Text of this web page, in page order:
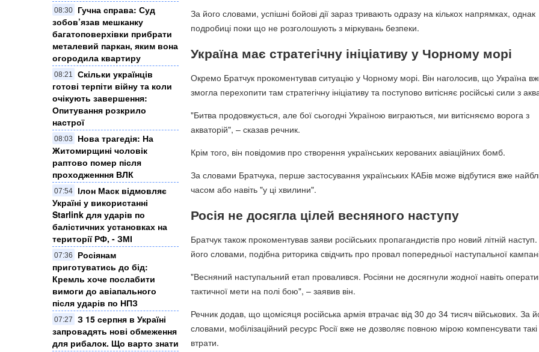
08:30
Гучна справа: Суд
зобов’язав мешканку
багатоповерхівки прибрати
металевий паркан, яким вона
огородила квартиру
08:21
Скільки українців
готові терпіти війну та коли
очікують завершення:
Опитування розкрило
настрої
08:03
Нова трагедія: На
Житомирщині чоловік
раптово помер після
проходженння ВЛК
07:54
Ілон Маск відмовляє
Україні у використанні
Starlink для ударів по
балістичних установках на
території РФ, - ЗМІ
07:36
Росіянам
приготуватись до бід:
Кремль хоче послабити
вимоги до авіапального
після ударів по НПЗ
07:27
З 15 серпня в Україні
запровадять нові обмеження
для рибалок. Що варто знати
За його словами, успішні бойові дії зараз тривають одразу на кількох напрямках, однак
подробиці поки що не розголошують з міркувань безпеки.
Україна має стратегічну ініціативу у Чорному морі
Окремо Братчук прокоментував ситуацію у Чорному морі. Він наголосив, що Україна
змогла перехопити там стратегічну ініціативу та поступово витісняє російські сили з
"Битва продовжується, але бої сьогодні Україною виграються, ми витісняємо ворога з
акваторій", – сказав речник.
Крім того, він повідомив про створення українських керованих авіаційних бомб.
За словами Братчука, перше застосування українських КАБів може відбутися вже
часом або навіть "у ці хвилини".
Росія не досягла цілей весняного наступу
Братчук також прокоментував заяви російських пропагандистів про новий літній
його словами, подібна риторика свідчить про провал попередньої наступальної
"Весняний наступальний етап провалився. Росіяни не досягнули жодної навіть
тактичної мети на полі бою", – заявив він.
Речник додав, що щомісяця російська армія втрачає від 30 до 34 тисяч військових. За
словами, мобілізаційний ресурс Росії вже не дозволяє повною мірою компенсувати такі
втрати.